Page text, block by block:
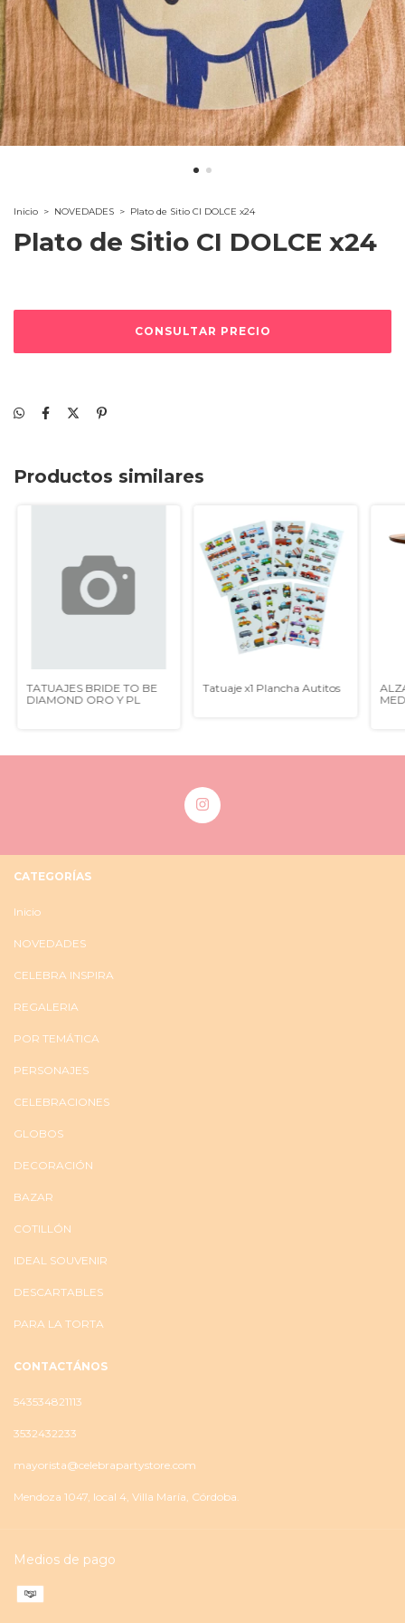
Inicio > NOVEDADES > Plato de Sitio CI DOLCE x24
Plato de Sitio CI DOLCE x24
Productos similares
TATUAJES BRIDE TO BE
DIAMOND ORO Y PL
Tatuaje x1 Plancha Autitos
CATEGORÍAS
Inicio
NOVEDADES
CELEBRA INSPIRA
REGALERIA
POR TEMÁTICA
PERSONAJES
CELEBRACIONES
GLOBOS
DECORACIÓN
BAZAR
COTILLÓN
IDEAL SOUVENIR
DESCARTABLES
PARA LA TORTA
CONTACTÁNOS
543534821113
3532432233
mayorista@celebrapartystore.com
Mendoza 1047, local 4, Villa María, Córdoba.
Medios de pago